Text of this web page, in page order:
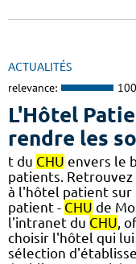
ACTUALITÉS
relevance:
L'Hôtel
rendre les
t du CHU envers le
patients.
à l'hôtel patient sur
patient - CHU de
l'intranet du CHU ,
choisir l'hôtel qui
sélection